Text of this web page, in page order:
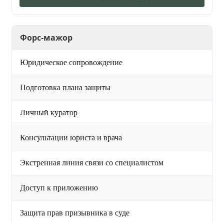
Форс-мажор
Юридическое сопровождение
Подготовка плана защиты
Личный куратор
Консультации юриста и врача
Экстренная линия связи со специалистом
Доступ к приложению
Защита прав призывника в суде